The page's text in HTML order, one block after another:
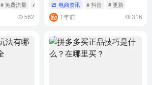
# 免费流量 # 小红书
562
电商资讯 # 抖音 # 更新
1年前 316